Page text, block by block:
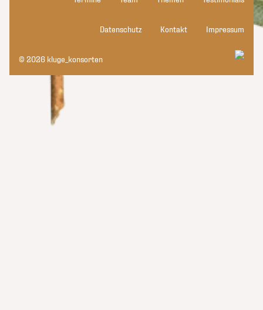
Datenschutz Kontakt Impressum
© 2026 kluge_konsorten